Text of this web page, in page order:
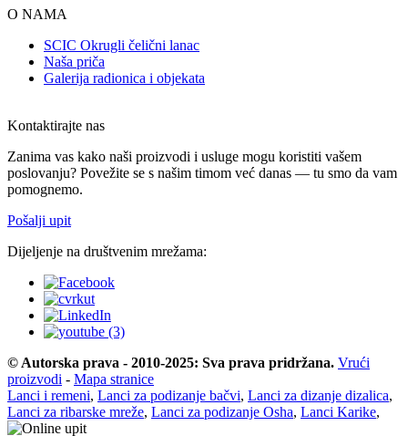
O NAMA
SCIC Okrugli čelični lanac
Naša priča
Galerija radionica i objekata
Kontaktirajte nas
Zanima vas kako naši proizvodi i usluge mogu koristiti vašem
poslovanju? Povežite se s našim timom već danas — tu smo da vam
pomognemo.
Pošalji upit
Dijeljenje na društvenim mrežama:
© Autorska prava - 2010-2025: Sva prava pridržana. Vrući
proizvodi - Mapa stranice
Lanci i remeni, Lanci za podizanje bačvi, Lanci za dizanje dizalica,
Lanci za ribarske mreže, Lanci za podizanje Osha, Lanci Karike,